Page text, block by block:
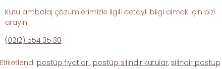
Kutu ambalaj çözümlerimizle ilgili detaylı bilgi almak için bizi
arayın.
(0212) 554 35 30
Etiketlendi postüp fiyatları, postüp silindir kutular, silindir postüp